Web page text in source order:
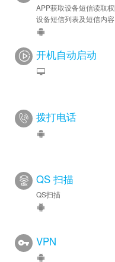
APP获取设备短信读取
设备短信列表及短信内容
开机自动启动
拨打电话
QS 扫描
QS扫描
VPN